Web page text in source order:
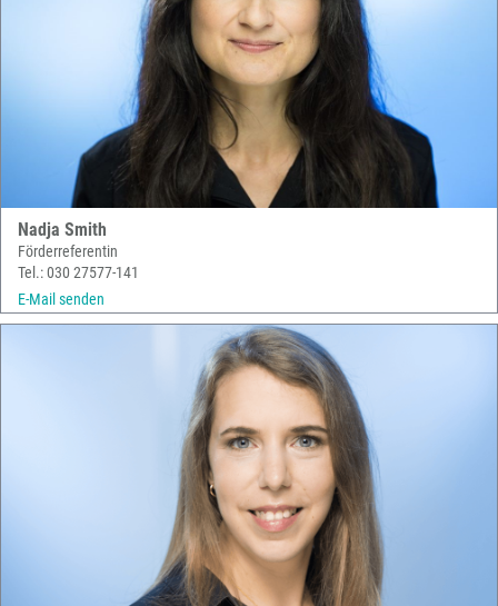
Nadja Smith
Förderreferentin
Tel.: 030 27577-141
E-Mail senden